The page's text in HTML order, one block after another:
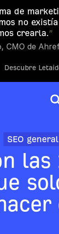
de
no
crearla.”
CMO de
Descubre
SEO general
las